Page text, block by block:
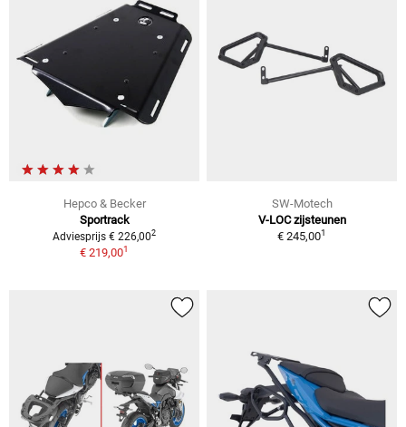
Hepco & Becker
Sportrack
Adviesprijs € 226,002
€ 219,001
SW-Motech
V-LOC zijsteunen
€ 245,001